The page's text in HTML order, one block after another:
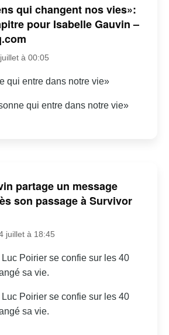
qui changent nos vies»:
pour Isabelle Gauvin –
à 00:05
qui entre dans notre vie»
qui entre dans notre vie»
partage un message
son passage à Survivor
juillet à 18:45
Poirier se confie sur les 40
sa vie.
Poirier se confie sur les 40
sa vie.